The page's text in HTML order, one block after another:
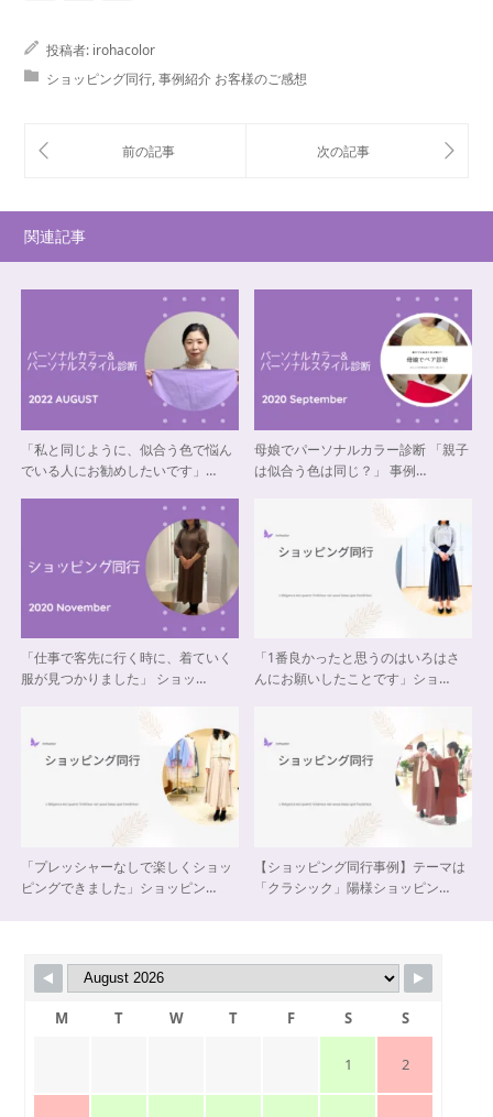
投稿者: irohacolor
ショッピング同行,事例紹介 お客様のご感想
関連記事
「私と同じように、似合う色で悩ん
でいる人にお勧めしたいです」…
母娘でパーソナルカラー診断 「親子
は似合う色は同じ？」 事例…
「仕事で客先に行く時に、着ていく
服が見つかりました」 ショッ…
「1番良かったと思うのはいろはさ
んにお願いしたことです」ショ…
「プレッシャーなしで楽しくショッ
ピングできました」ショッピン…
【ショッピング同行事例】テーマは
「クラシック」陽様ショッピン…
M T W T F S S
1 2